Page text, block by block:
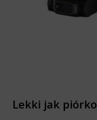
Lekki jak piórko